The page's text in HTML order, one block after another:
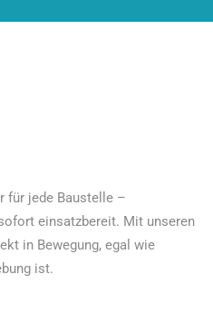
für jede Baustelle –
einsatzbereit. Mit unseren
in Bewegung, egal wie
ist.